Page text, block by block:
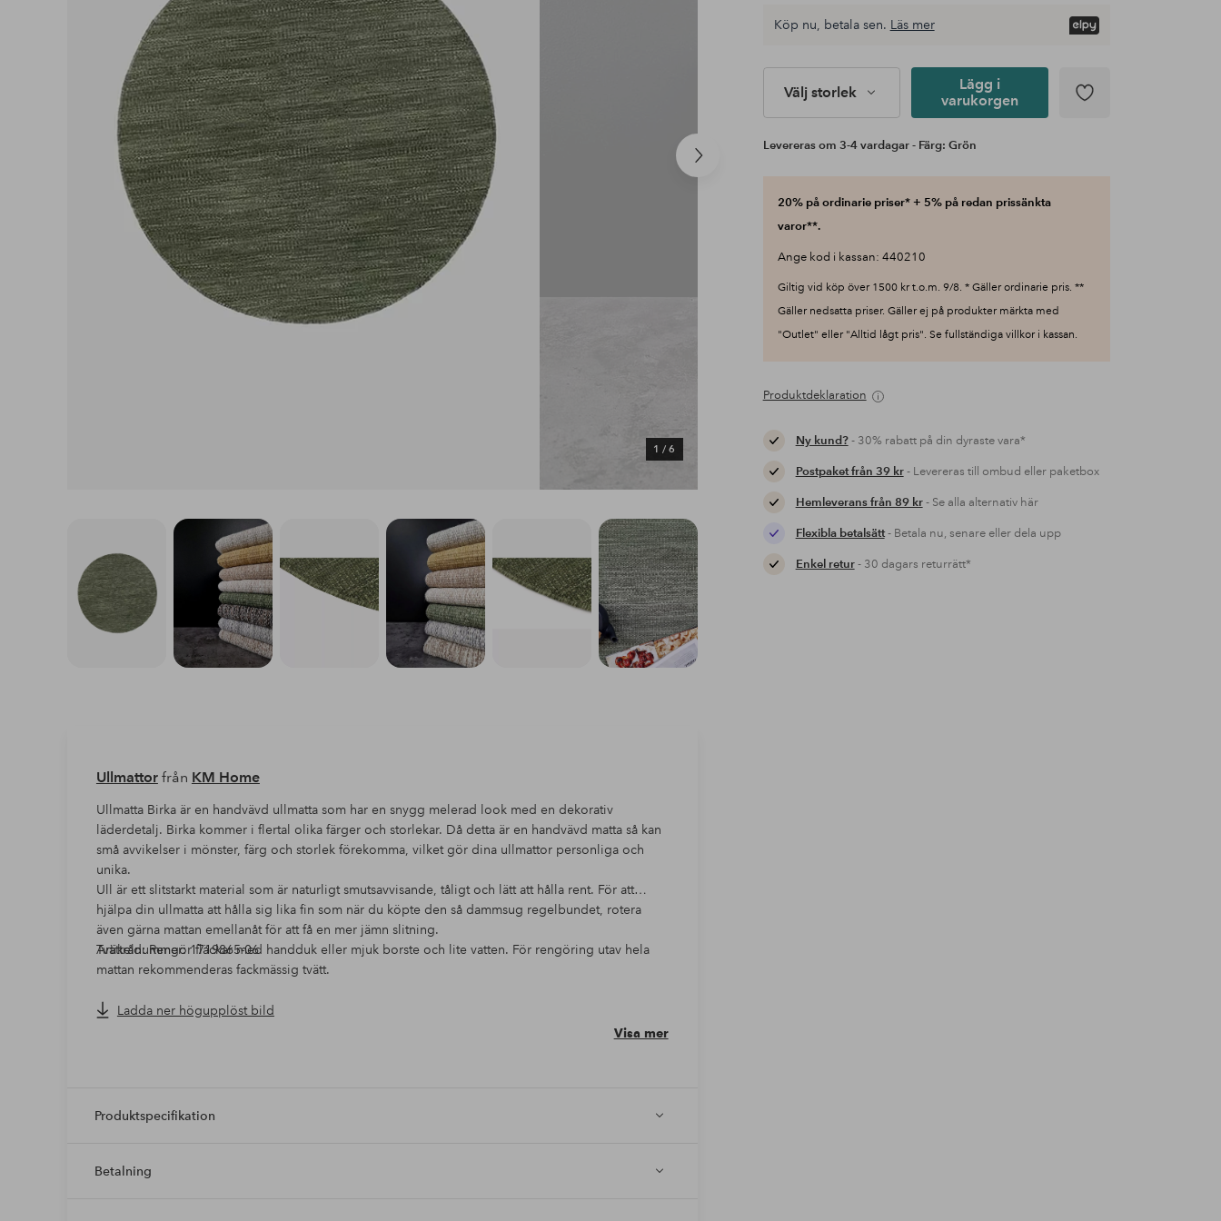
Nästa
produkt
1 / 6
Köp nu, betala sen. Läs mer
Välj storlek
Lägg i
varukorgen
Levereras om 3-4 vardagar - Färg: Grön
20% på ordinarie priser* + 5% på redan prissänkta
varor**.
Ange kod i kassan: 440210
Giltig vid köp över 1500 kr t.o.m. 9/8. * Gäller ordinarie pris. **
Gäller nedsatta priser. Gäller ej på produkter märkta med
"Outlet" eller "Alltid lågt pris". Se fullständiga villkor i kassan.
Produktdeklaration
Ny kund?- 30% rabatt på din dyraste vara*
Postpaket från 39 kr- Levereras till ombud eller paketbox
Hemleverans från 89 kr- Se alla alternativ här
Flexibla betalsätt- Betala nu, senare eller dela upp
Enkel retur- 30 dagars returrätt*
Ullmattorfrån KM Home
Ullmatta Birka är en handvävd ullmatta som har en snygg melerad look med en dekorativ
läderdetalj. Birka kommer i flertal olika färger och storlekar. Då detta är en handvävd matta så kan
små avvikelser i mönster, färg och storlek förekomma, vilket gör dina ullmattor personliga och
unika.
Ull är ett slitstarkt material som är naturligt smutsavvisande, tåligt och lätt att hålla rent. För att
hjälpa din ullmatta att hålla sig lika fin som när du köpte den så dammsug regelbundet, rotera
även gärna mattan emellanåt för att få en mer jämn slitning.
Tvättråd: Rengör fläckar med handduk eller mjuk borste och lite vatten. För rengöring utav hela
mattan rekommenderas fackmässig tvätt.
& Fair är en organisation som motverkar barnarbete inom mattindustrin i Indien & Pakistan. De
fokuserar på att förbättra villkoren för mattvävarna och deras familjer genom att bygga och
Artikelnummer: 1719865-06
Ladda ner högupplöst bild
Visa mer
Produktspecifikation
Betalning